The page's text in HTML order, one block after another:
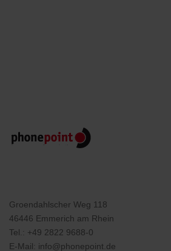
Groendahlscher Weg 118
46446 Emmerich am Rhein
Tel.: +49 2822 9688-0
E-Mail: info@phonepoint.de